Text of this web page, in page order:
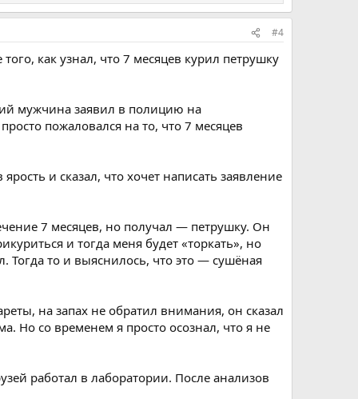
#4
как узнал, что 7 месяцев курил петрушку
мужчина заявил в полицию на
пожаловался на то, что 7 месяцев
и сказал, что хочет написать заявление
7 месяцев, но получал — петрушку. Он
и тогда меня будет «торкать», но
Тогда то и выяснилось, что это — сушёная
на запах не обратил внимания, он сказал
Но со временем я просто осознал, что я не
работал в лаборатории. После анализов